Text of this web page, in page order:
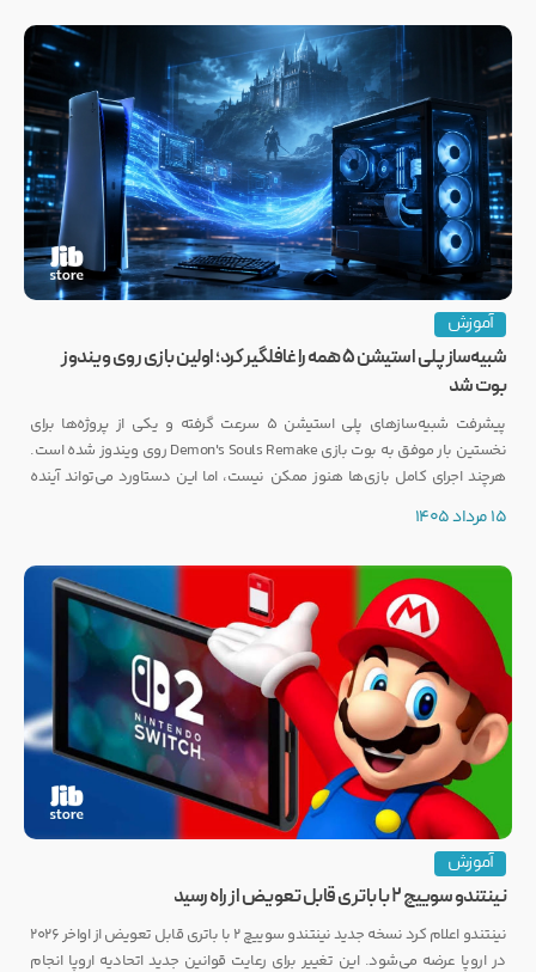
آموزش
شبیه‌ساز پلی استیشن ۵ همه را غافلگیر کرد؛ اولین بازی روی ویندوز
بوت شد
پیشرفت شبیه‌سازهای پلی استیشن ۵ سرعت گرفته و یکی از پروژه‌ها برای
نخستین بار موفق به بوت بازی Demon's Souls Remake روی ویندوز شده است.
هرچند اجرای کامل بازی‌ها هنوز ممکن نیست، اما این دستاورد می‌تواند آینده
15 مرداد 1405
آموزش
نینتندو سوییچ ۲ با باتری قابل تعویض از راه رسید
نینتندو اعلام کرد نسخه جدید نینتندو سوییچ ۲ با باتری قابل تعویض از اواخر ۲۰۲۶
در اروپا عرضه می‌شود. این تغییر برای رعایت قوانین جدید اتحادیه اروپا انجام